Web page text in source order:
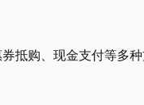
抵购、现金支付等多